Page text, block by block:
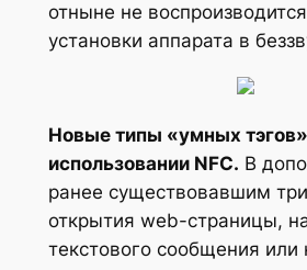
отныне не
установки аппарата в
Новые типы «умных
использовании NFC. В
ранее существовавшим
открытия web-страницы,
текстового сообщения или